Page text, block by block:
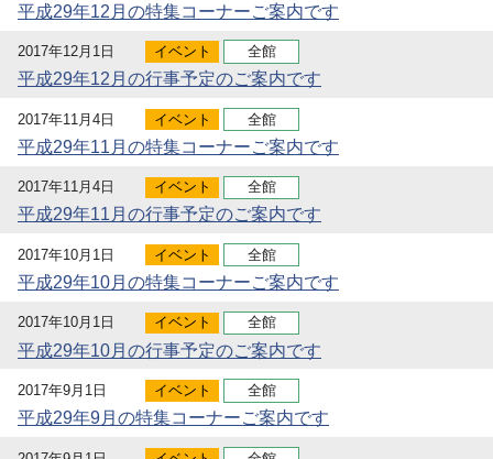
平成29年12月の特集コーナーご案内です
2017年12月1日 イベント 全館
平成29年12月の行事予定のご案内です
2017年11月4日 イベント 全館
平成29年11月の特集コーナーご案内です
2017年11月4日 イベント 全館
平成29年11月の行事予定のご案内です
2017年10月1日 イベント 全館
平成29年10月の特集コーナーご案内です
2017年10月1日 イベント 全館
平成29年10月の行事予定のご案内です
2017年9月1日 イベント 全館
平成29年9月の特集コーナーご案内です